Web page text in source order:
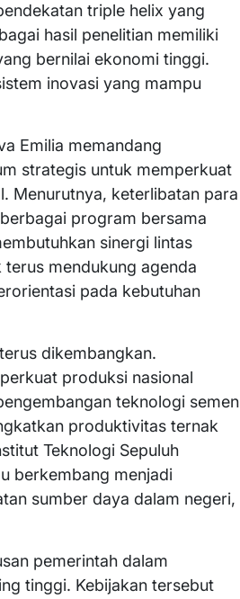
triple helix yang
hasil penelitian memiliki
bernilai ekonomi tinggi.
inovasi yang mampu
Emilia memandang
strategis untuk memperkuat
Menurutnya, keterlibatan para
program bersama
sinergi lintas
mendukung agenda
pada kebutuhan
dikembangkan.
produksi nasional
teknologi semen
produktivitas ternak
Teknologi Sepuluh
berkembang menjadi
sumber daya dalam negeri,
pemerintah dalam
tinggi. Kebijakan tersebut